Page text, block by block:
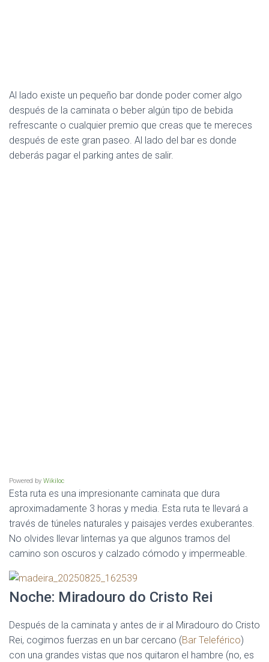
Al lado existe un pequeño bar donde poder comer algo
después de la caminata o beber algún tipo de bebida
refrescante o cualquier premio que creas que te mereces
después de este gran paseo. Al lado del bar es donde
deberás pagar el parking antes de salir.
Powered by Wikiloc
Esta ruta es una impresionante caminata que dura
aproximadamente 3 horas y media. Esta ruta te llevará a
través de túneles naturales y paisajes verdes exuberantes.
No olvides llevar linternas ya que algunos tramos del
camino son oscuros y calzado cómodo y impermeable.
Noche: Miradouro do Cristo Rei
Después de la caminata y antes de ir al Miradouro do Cristo
Rei, cogimos fuerzas en un bar cercano (Bar Teleférico)
con una grandes vistas que nos quitaron el hambre (no, es